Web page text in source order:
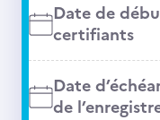
Date de
certifiants
Date
de